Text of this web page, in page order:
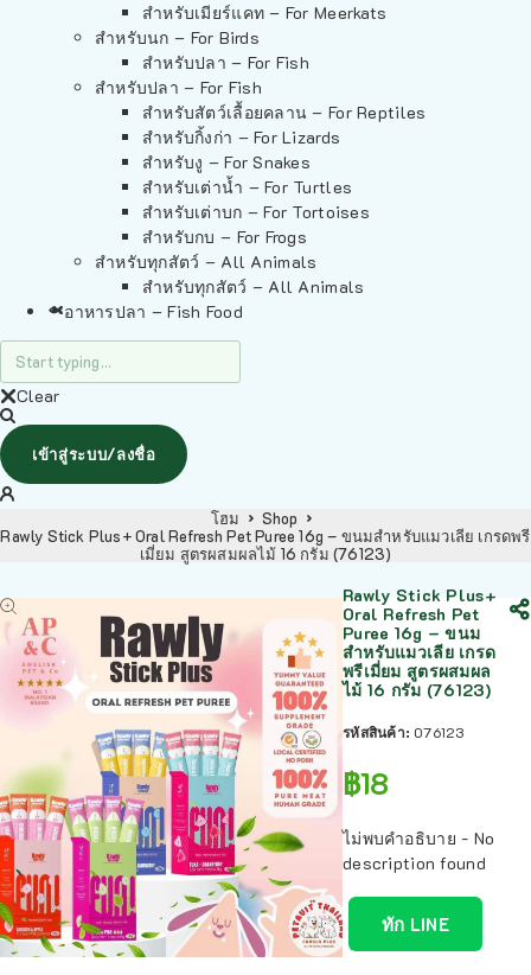
สำหรับเมียร์แคท – For Meerkats
สำหรับนก – For Birds
สำหรับปลา – For Fish
สำหรับปลา – For Fish
สำหรับสัตว์เลื้อยคลาน – For Reptiles
สำหรับกิ้งก่า – For Lizards
สำหรับงู – For Snakes
สำหรับเต่าน้ำ – For Turtles
สำหรับเต่าบก – For Tortoises
สำหรับกบ – For Frogs
สำหรับทุกสัตว์ – All Animals
สำหรับทุกสัตว์ – All Animals
อาหารปลา – Fish Food
Clear
เข้าสู่ระบบ/ลงชื่อ
โฮม
Shop
Rawly Stick Plus+ Oral Refresh Pet Puree 16g – ขนมสำหรับแมวเลีย เกรดพรี
เมี่ยม สูตรผสมผลไม้ 16 กรัม (76123)
Rawly Stick Plus+
Oral Refresh Pet
Puree 16g – ขนม
สำหรับแมวเลีย เกรด
พรีเมี่ยม สูตรผสมผล
ไม้ 16 กรัม (76123)
รหัสสินค้า: 076123
฿18
ไม่พบคำอธิบาย - No
description found
ทัก LINE